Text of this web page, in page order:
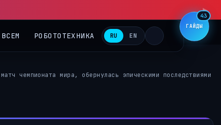
RU EN
чемпионата мира, обернулась эпическими последствиями
ГАЙДЫ
43